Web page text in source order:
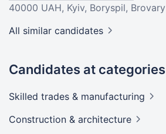
40000 UAH, Kyiv, Boryspil, Brovary
All similar candidates
Candidates at categories
Skilled trades & manufacturing
Construction & architecture